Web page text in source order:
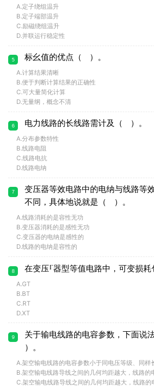
A.定子绕组温升
B.定子端部温升
C.励磁绕组温升
D.并联运行稳定性
5 标幺值的优点（ ）。
A.计算结果清晰
B.便于判断计算结果的正确性
C.可大量简化计算
D.无量纲，概念不清
6 电力线路的长线路需计及（ ）。
A.分布参数特性
B.线路电阻
C.线路电抗
D.线路电纳
7
变压器等效电路中的电纳与线路等
不同，具体地说就是（ ）。
A.线路消耗的是容性无功
B.变压器消耗的是感性无功
C.变压器的电纳是感性的
D.线路的电纳是容性的
8 在变压 器型等值电路中，可变损
A.GT
B.BT
C.RT
D.XT
9
关于输电线路的电容参数，下面说
）。
A.架空输电线路的电容参数小于同电压等级、同样
B.架空输电线路导线之间的几何均距越大，线路的
C.架空输电线路导线之间的几何均距越大，线路的